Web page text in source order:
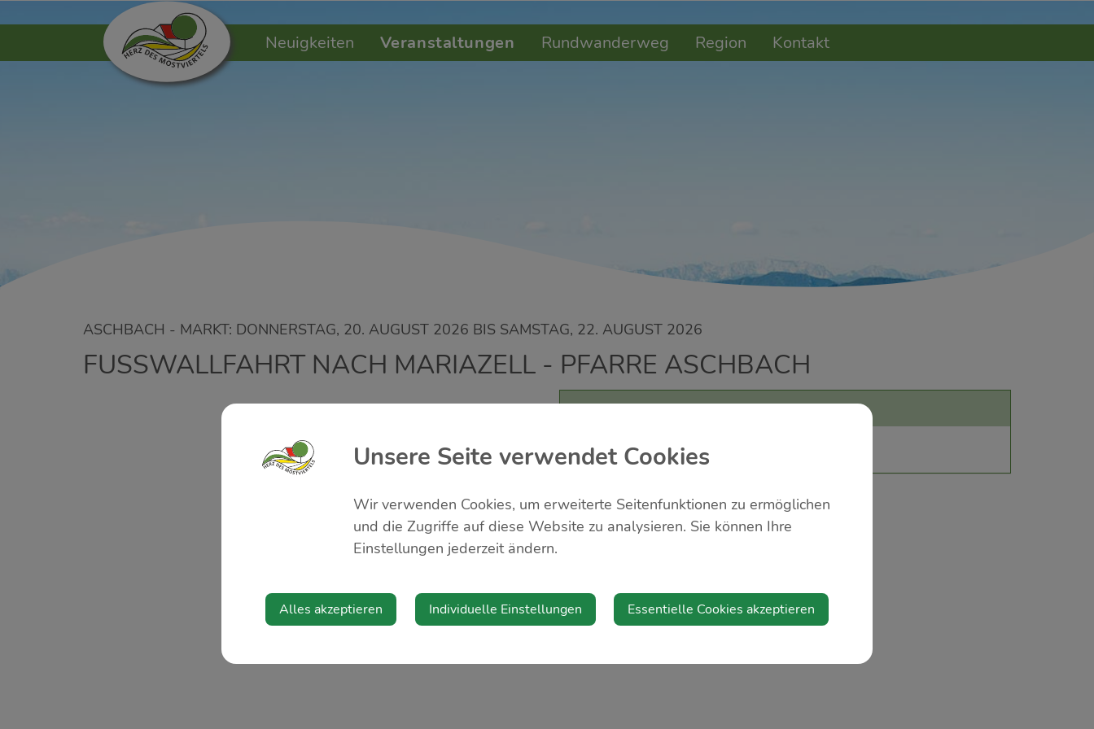
Neuigkeiten Veranstaltungen Rundwanderweg Region Kontakt
ASCHBACH - MARKT: DONNERSTAG, 20. AUGUST 2026 BIS SAMSTAG, 22. AUGUST 2026
FUSSWALLFAHRT NACH MARIAZELL - PFARRE ASCHBACH
Veranstalter
Pfarre Aschbach
Unsere Seite verwendet Cookies
Wir verwenden Cookies, um erweiterte Seitenfunktionen zu ermöglichen
und die Zugriffe auf diese Website zu analysieren. Sie können Ihre
Einstellungen jederzeit ändern.
Alles akzeptieren Individuelle Einstellungen Essentielle Cookies akzeptieren